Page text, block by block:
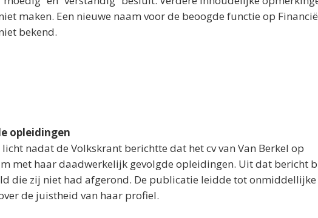
maken. Een nieuwe naam voor de beoogde functie op
bekend.
opleidingen
nadat de Volkskrant berichtte dat het cv van Van Berkel op
met haar daadwerkelijk gevolgde opleidingen. Uit dat bericht
die zij niet had afgerond. De publicatie leidde tot onmiddellijke
de juistheid van haar profiel.